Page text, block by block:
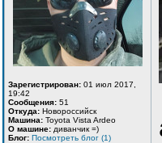
Зарегистрирован: 01 июл 2017,
19:42
Сообщения: 51
Откуда: Новороссийск
Машина: Toyota Vista Ardeo
О машине: диванчик =)
Блог: Посмотреть блог (1)